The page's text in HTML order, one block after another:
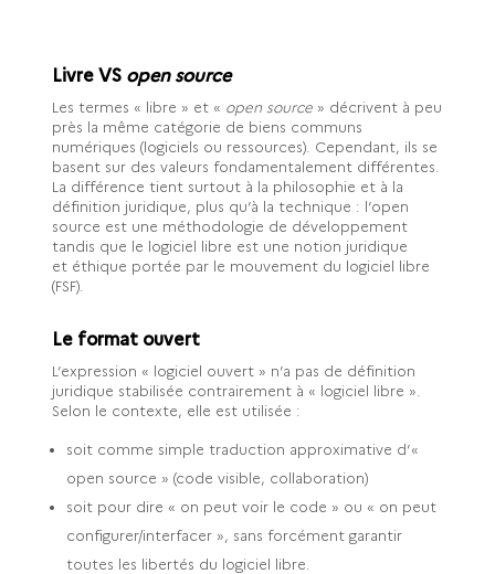
Livre VS open source
Les termes « libre » et « open source » décrivent à peu
près la même catégorie de biens communs
numériques (logiciels ou ressources). Cependant, ils se
basent sur des valeurs fondamentalement différentes.
La différence tient surtout à la philosophie et à la
définition juridique, plus qu’à la technique : l’open
source est une méthodologie de développement
tandis que le logiciel libre est une notion juridique
et éthique portée par le mouvement du logiciel libre
(FSF).
Le format ouvert
L’expression « logiciel ouvert » n’a pas de définition
juridique stabilisée contrairement à « logiciel libre ».
Selon le contexte, elle est utilisée :
soit comme simple traduction approximative d’«
open source » (code visible, collaboration)
soit pour dire « on peut voir le code » ou « on peut
configurer/interfacer », sans forcément garantir
toutes les libertés du logiciel libre.